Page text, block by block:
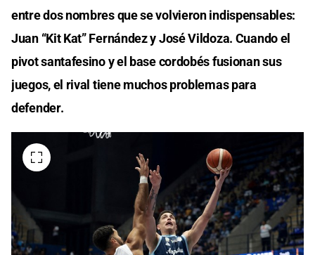
entre dos nombres que se volvieron indispensables:
Juan “Kit Kat” Fernández y José Vildoza. Cuando el
pivot santafesino y el base cordobés fusionan sus
juegos, el rival tiene muchos problemas para
defender.